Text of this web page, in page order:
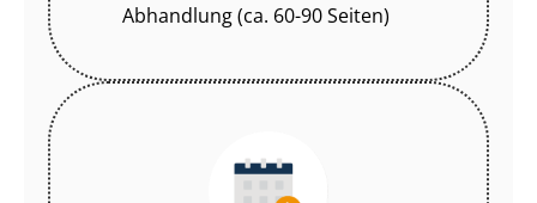
Abhandlung (ca. 60-90 Seiten)